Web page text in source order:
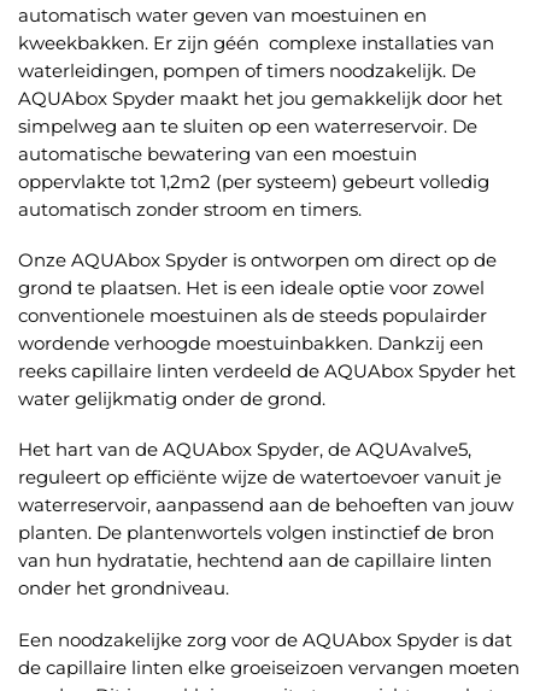
automatisch water geven van moestuinen en
kweekbakken. Er zijn géén complexe installaties van
waterleidingen, pompen of timers noodzakelijk. De
AQUAbox Spyder maakt het jou gemakkelijk door het
simpelweg aan te sluiten op een waterreservoir. De
automatische bewatering van een moestuin
oppervlakte tot 1,2m2 (per systeem) gebeurt volledig
automatisch zonder stroom en timers.
Onze AQUAbox Spyder is ontworpen om direct op de
grond te plaatsen. Het is een ideale optie voor zowel
conventionele moestuinen als de steeds populairder
wordende verhoogde moestuinbakken. Dankzij een
reeks capillaire linten verdeeld de AQUAbox Spyder het
water gelijkmatig onder de grond.
Het hart van de AQUAbox Spyder, de AQUAvalve5,
reguleert op efficiënte wijze de watertoevoer vanuit je
waterreservoir, aanpassend aan de behoeften van jouw
planten. De plantenwortels volgen instinctief de bron
van hun hydratatie, hechtend aan de capillaire linten
onder het grondniveau.
Een noodzakelijke zorg voor de AQUAbox Spyder is dat
de capillaire linten elke groeiseizoen vervangen moeten